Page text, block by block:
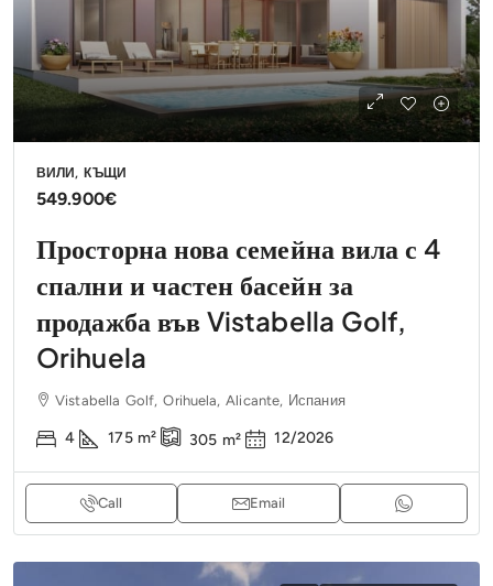
ВИЛИ, КЪЩИ
549.900€
Просторна нова семейна вила с 4
спални и частен басейн за
продажба във Vistabella Golf,
Orihuela
Vistabella Golf, Orihuela, Alicante, Испания
4 175 m² 305 m² 12/2026
Call Email